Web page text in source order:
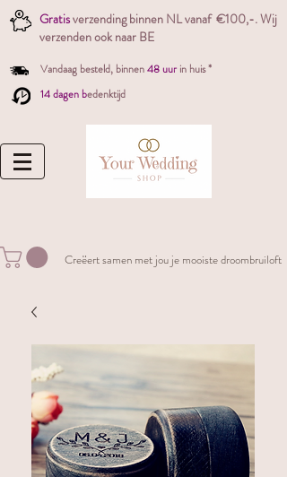
Gratisverzending binnen NL vanaf €100,-. Wij
verzenden ook naar BE
Vandaag besteld, binnen48 uur in huis *
14 dagen bedenktijd
Creëert samen met jou je mooiste droombruiloft